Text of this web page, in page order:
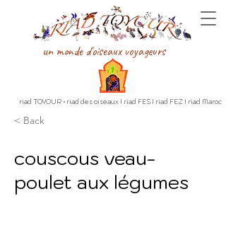
un monde d'oiseaux voyageurs
riad TOYOUR • riad des oiseaux I riad FES I riad FEZ I riad Maroc
< Back
couscous veau-
poulet aux légumes